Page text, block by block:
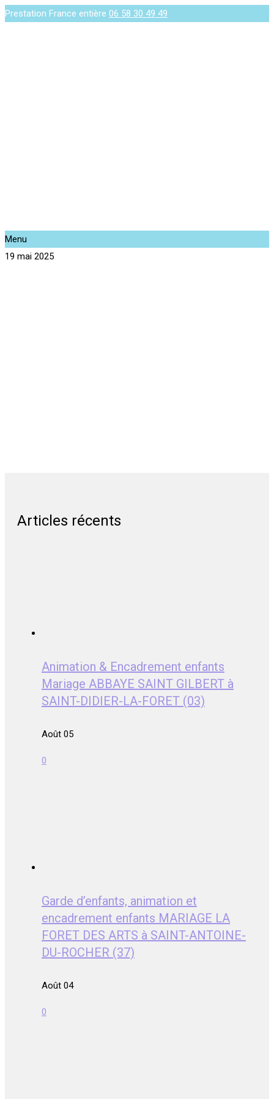
Prestation France entière 06 58 30 49 49
Menu
19 mai 2025
Articles récents
Animation & Encadrement enfants
Mariage ABBAYE SAINT GILBERT à
SAINT-DIDIER-LA-FORET (03)
Août 05
0
Garde d’enfants, animation et
encadrement enfants MARIAGE LA
FORET DES ARTS à SAINT-ANTOINE-
DU-ROCHER (37)
Août 04
0